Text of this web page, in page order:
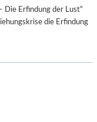
Die Erfindung der Lust“
die Erfindung